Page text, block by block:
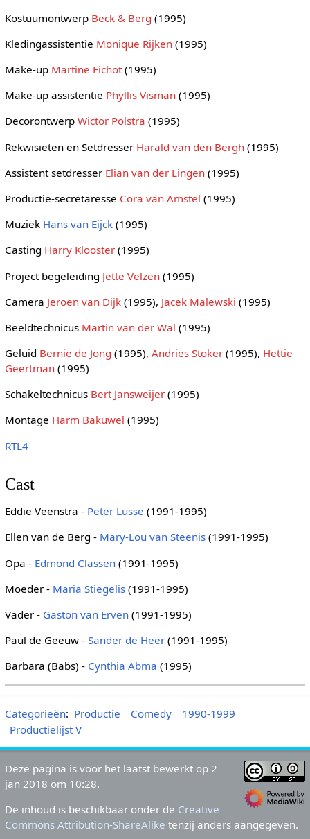
Kostuumontwerp Beck & Berg (1995)
Kledingassistentie Monique Rijken(1995)
Make-up Martine Fichot(1995)
Make-up assistentie Phyllis Visman(1995)
Decorontwerp Wictor Polstra (1995)
Rekwisieten en Setdresser Harald van den Bergh(1995)
Assistent setdresser Elian van der Lingen(1995)
Productie-secretaresse Cora van Amstel (1995)
Muziek Hans van Eijck(1995)
Casting Harry Klooster(1995)
Project begeleiding Jette Velzen(1995)
Camera Jeroen van Dijk(1995), Jacek Malewski (1995)
Beeldtechnicus Martin van der Wal (1995)
Geluid Bernie de Jong (1995), Andries Stoker(1995), Hettie
Geertman(1995)
Schakeltechnicus Bert Jansweijer(1995)
Montage Harm Bakuwel (1995)
RTL4
Cast
Eddie Veenstra - Peter Lusse (1991-1995)
Ellen van de Berg - Mary-Lou van Steenis(1991-1995)
Opa - Edmond Classen(1991-1995)
Moeder - Maria Stiegelis(1991-1995)
Vader - Gaston van Erven(1991-1995)
Paul de Geeuw - Sander de Heer(1991-1995)
Barbara (Babs) - Cynthia Abma (1995)
Categorieën: Productie Comedy
1990-1999
Productielijst V
Deze pagina is voor het laatst bewerkt op 2
jan 2018 om 10:28.
De inhoud is beschikbaar onder de Creative
Commons Attribution-ShareAlike tenzij anders aangegeven.